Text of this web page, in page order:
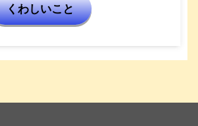
くわしいこと